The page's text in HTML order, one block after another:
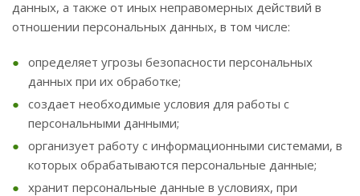
данных, а также от иных неправомерных действий в
отношении персональных данных, в том числе:
определяет угрозы безопасности персональных
данных при их обработке;
создает необходимые условия для работы с
персональными данными;
организует работу с информационными системами, в
которых обрабатываются персональные данные;
хранит персональные данные в условиях, при